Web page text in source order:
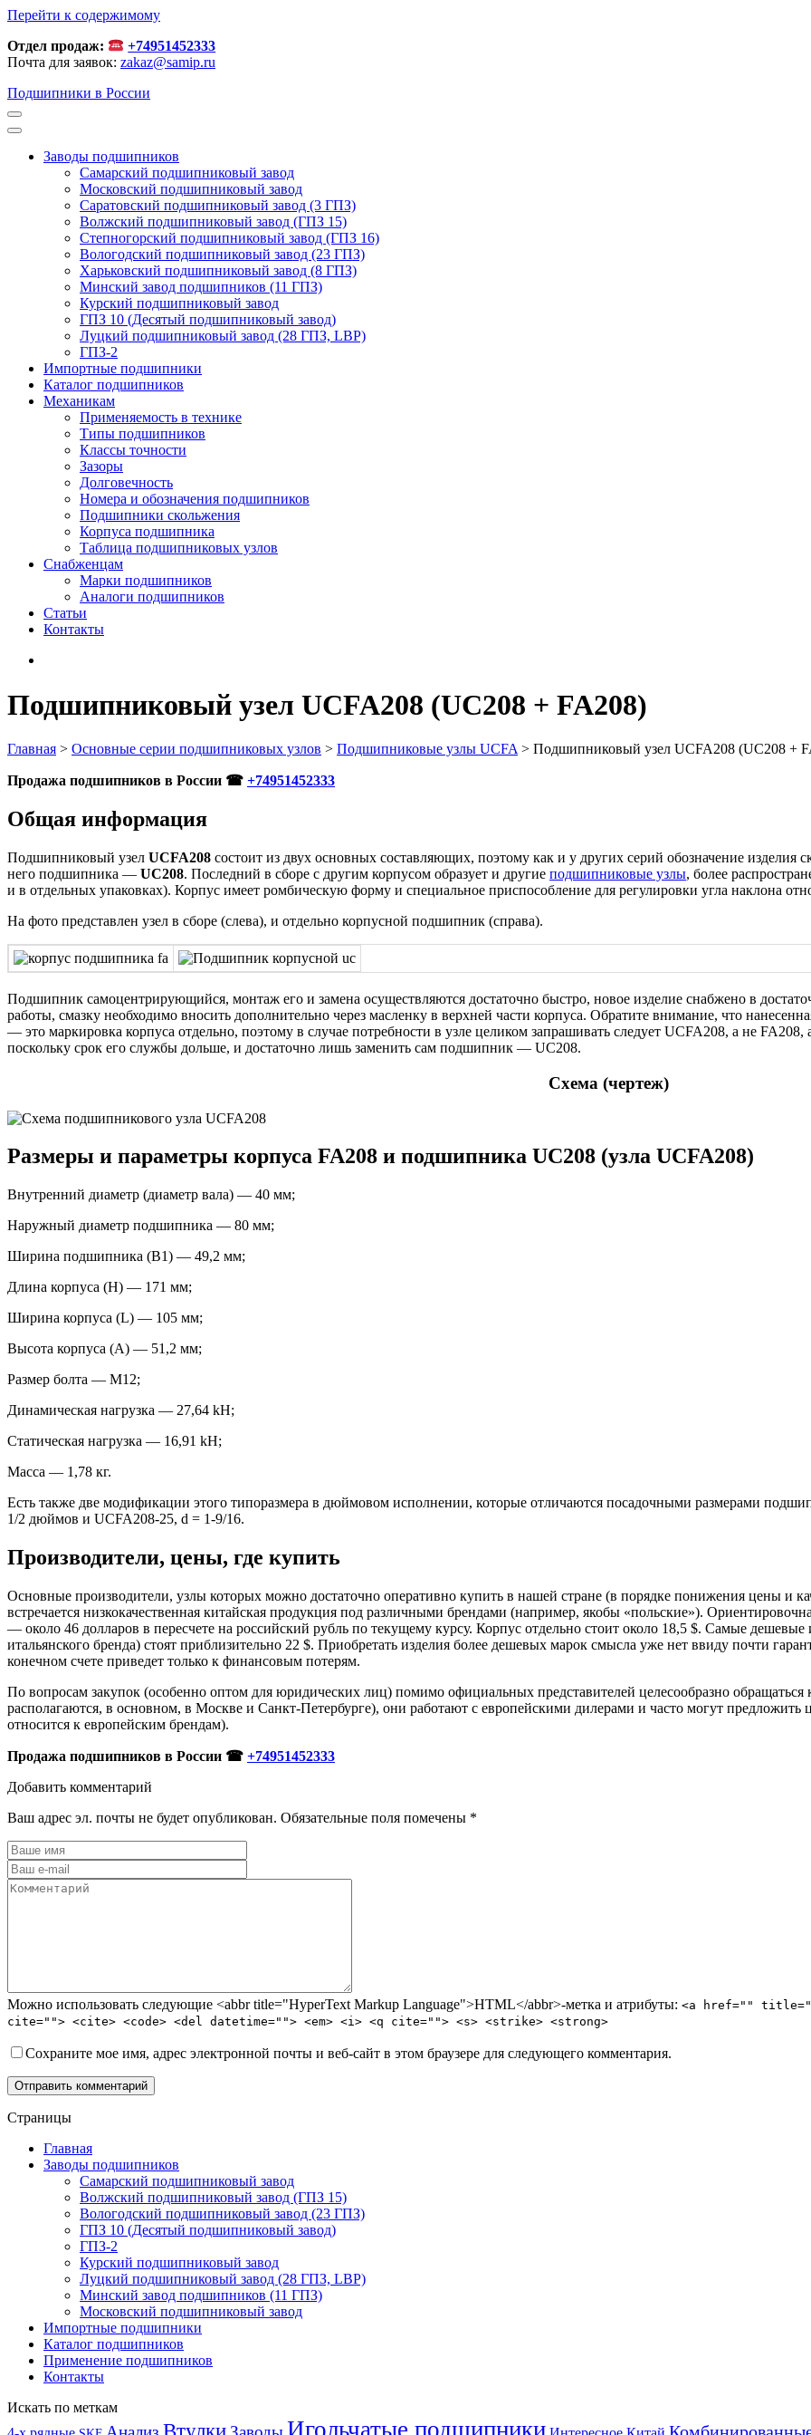
Перейти к содержимому
Отдел продаж:
+74951452333
Почта для заявок: zakaz@samip.ru
Подшипники в России
Заводы подшипников
Cамарский подшипниковый завод
Московский подшипниковый завод
Саратовский подшипниковый завод (3 ГПЗ)
Волжский подшипниковый завод (ГПЗ 15)
Степногорский подшипниковый завод (ГПЗ 16)
Вологодский подшипниковый завод (23 ГПЗ)
Харьковский подшипниковый завод (8 ГПЗ)
Минский завод подшипников (11 ГПЗ)
Курский подшипниковый завод
ГПЗ 10 (Десятый подшипниковый завод)
Луцкий подшипниковый завод (28 ГПЗ, LBP)
ГПЗ-2
Импортные подшипники
Каталог подшипников
Механикам
Применяемость в технике
Типы подшипников
Классы точности
Зазоры
Долговечность
Номера и обозначения подшипников
Подшипники скольжения
Корпуса подшипника
Таблица подшипниковых узлов
Снабженцам
Марки подшипников
Аналоги подшипников
Статьи
Контакты
Подшипниковый узел UCFA208 (UC208 + FA208)
Главная > Основные серии подшипниковых узлов > Подшипниковые узлы UCFA > Подшипниковый узел UCFA208 (UC208 +
Продажа подшипников в России ☎ +74951452333
Общая информация
Подшипниковый узел UCFA208 состоит из двух основных составляющих, поэтому как и у других серий обозначение изделия
него подшипника — UC208. Последний в сборе с другим корпусом образует и другие подшипниковые узлы, более
и в отдельных упаковках). Корпус имеет ромбическую форму и специальное приспособление для регулировки угла наклона
На фото представлен узел в сборе (слева), и отдельно корпусной подшипник (справа).
Подшипник самоцентрирующийся, монтаж его и замена осуществляются достаточно быстро, новое изделие снабжено в
работы, смазку необходимо вносить дополнительно через масленку в верхней части корпуса. Обратите внимание, что
— это маркировка корпуса отдельно, поэтому в случае потребности в узле целиком запрашивать следует UCFA208, а не FA208,
поскольку срок его службы дольше, и достаточно лишь заменить сам подшипник — UC208.
Схема (чертеж)
Размеры и параметры корпуса FA208 и подшипника UC208 (узла UCFA208)
Внутренний диаметр (диаметр вала) — 40 мм;
Наружный диаметр подшипника — 80 мм;
Ширина подшипника (B1) — 49,2 мм;
Длина корпуса (H) — 171 мм;
Ширина корпуса (L) — 105 мм;
Высота корпуса (А) — 51,2 мм;
Размер болта — M12;
Динамическая нагрузка — 27,64 kН;
Статическая нагрузка — 16,91 kН;
Масса — 1,78 кг.
Есть также две модификации этого типоразмера в дюймовом исполнении, которые отличаются посадочными размерами
1/2 дюймов и UCFA208-25, d = 1-9/16.
Производители, цены, где купить
Основные производители, узлы которых можно достаточно оперативно купить в нашей стране (в порядке понижения цены и
встречается низкокачественная китайская продукция под различными брендами (например, якобы «польские»).
— около 46 долларов в пересчете на российский рубль по текущему курсу. Корпус отдельно стоит около 18,5 $. Самые
итальянского бренда) стоят приблизительно 22 $. Приобретать изделия более дешевых марок смысла уже нет ввиду почти
конечном счете приведет только к финансовым потерям.
По вопросам закупок (особенно оптом для юридических лиц) помимо официальных представителей целесообразно
располагаются, в основном, в Москве и Санкт-Петербурге), они работают с европейскими дилерами и часто могут
относится к европейским брендам).
Продажа подшипников в России ☎ +74951452333
Добавить комментарий
Ваш адрес эл. почты не будет опубликован. Обязательные поля помечены *
Можно использовать следующие <abbr title="HyperText Markup Language">HTML</abbr>-метка и атрибуты: <a href=""
cite=""> <cite> <code> <del datetime=""> <em> <i> <q cite=""> <s> <strike> <strong>
Сохраните мое имя, адрес электронной почты и веб-сайт в этом браузере для следующего комментария.
Отправить комментарий
Страницы
Главная
Заводы подшипников
Cамарский подшипниковый завод
Волжский подшипниковый завод (ГПЗ 15)
Вологодский подшипниковый завод (23 ГПЗ)
ГПЗ 10 (Десятый подшипниковый завод)
ГПЗ-2
Курский подшипниковый завод
Луцкий подшипниковый завод (28 ГПЗ, LBP)
Минский завод подшипников (11 ГПЗ)
Московский подшипниковый завод
Импортные подшипники
Каталог подшипников
Применение подшипников
Контакты
Искать по меткам